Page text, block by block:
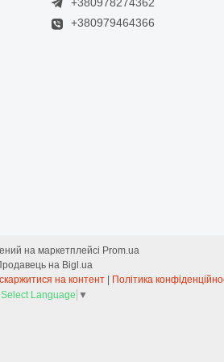
+380979464366
на маркетплейсі Prom.ua
на Bigl.ua
на контент
Політика
Select Language ▼